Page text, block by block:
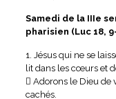
Samedi de la IIIe
pharisien (Luc 18,
1. Jésus qui ne se
lit dans les cœurs et
 Adorons le Dieu de
cachés.